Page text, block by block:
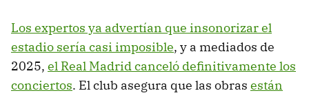
Los expertos ya advertían que insonorizar el
estadio sería casi imposible, y a mediados de
2025, el Real Madrid canceló definitivamente los
conciertos. El club asegura que las obras están